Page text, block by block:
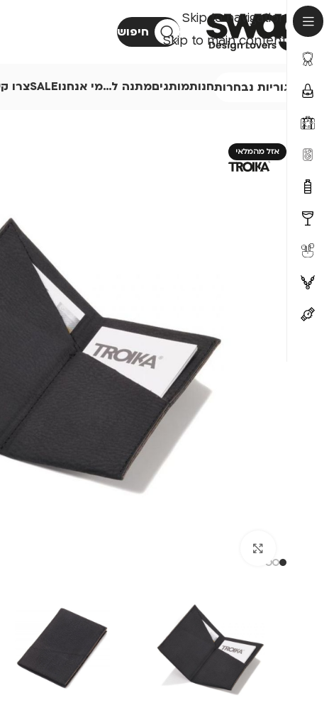
Skip to navigation
Skip to main content
חיפוש
קטגוריות נבחרותחנותמותגיםמתנה ל…מי אנחנוSALEצרו
אזל מהמלאי